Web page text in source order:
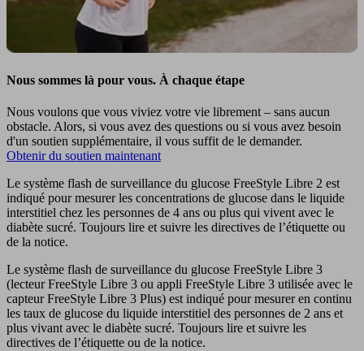
Nous sommes là pour vous. À chaque étape
Nous voulons que vous viviez votre vie librement – sans aucun
obstacle. Alors, si vous avez des questions ou si vous avez besoin
d'un soutien supplémentaire, il vous suffit de le demander.
Obtenir du soutien maintenant
Le système flash de surveillance du glucose FreeStyle Libre 2 est
indiqué pour mesurer les concentrations de glucose dans le liquide
interstitiel chez les personnes de 4 ans ou plus qui vivent avec le
diabète sucré. Toujours lire et suivre les directives de l’étiquette ou
de la notice.
Le système flash de surveillance du glucose FreeStyle Libre 3
(lecteur FreeStyle Libre 3 ou appli FreeStyle Libre 3 utilisée avec le
capteur FreeStyle Libre 3 Plus) est indiqué pour mesurer en continu
les taux de glucose du liquide interstitiel des personnes de 2 ans et
plus vivant avec le diabète sucré. Toujours lire et suivre les
directives de l’étiquette ou de la notice.